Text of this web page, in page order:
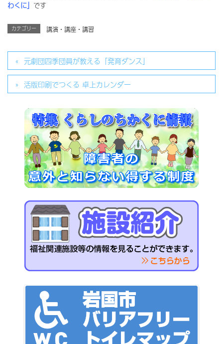
わくに」 です
カテゴリー 講演・講座・講習
元劇団四季団員が教える「発育ダンス」
活版印刷でつくる 卓上カレンダー